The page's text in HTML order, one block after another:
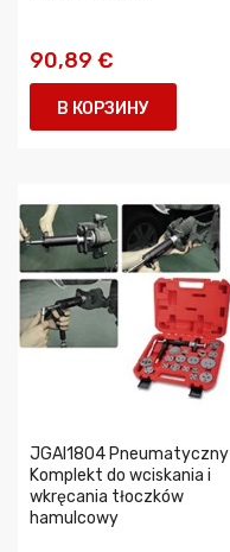
90,89 €
В КОРЗИНУ
JGAI1804 Pneumatyczny
Komplekt do wciskania i
wkręcania tłoczków
hamulcowy